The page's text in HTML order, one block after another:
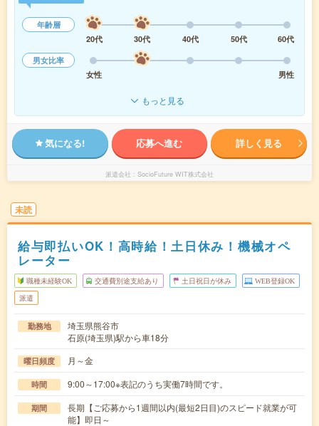
年齢層
20代
30代 40代 50代
60代
男女比率
女性
男性
もっと見る
気になる! 応募へ進む 詳しく見る
派遣会社 SocioFuture WIT株式会社
未読
給与即払いOK！高時給！土日休み！機械オペ
レーター
職種未経験OK 交通費別途支給あり 土日祝日が休み WEB登録OK
派遣
勤務地
埼玉県熊谷市
石原(埼玉県)駅から車18分
曜日頻度 月～金
時間 9:00～17:00※表記のうち実働7時間です。
期間
長期【ご応募から1週間以内(最短2日目)のスピード就業が可
能】即日～